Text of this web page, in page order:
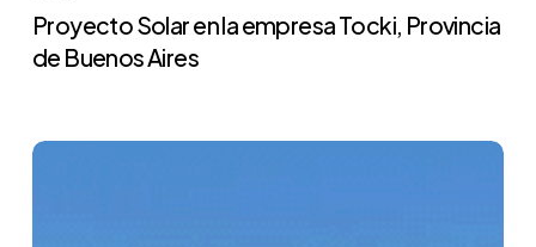
Proyecto Solar en la empresa Tocki, Provincia
de Buenos Aires